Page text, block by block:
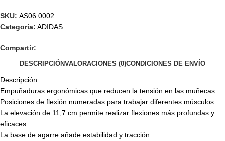
SKU: AS06 0002
Categoría: ADIDAS
Compartir:
DESCRIPCIÓNVALORACIONES (0)CONDICIONES DE ENVÍO
Descripción
Empuñaduras ergonómicas que reducen la tensión en las muñecas
Posiciones de flexión numeradas para trabajar diferentes músculos
La elevación de 11,7 cm permite realizar flexiones más profundas y
eficaces
La base de agarre añade estabilidad y tracción